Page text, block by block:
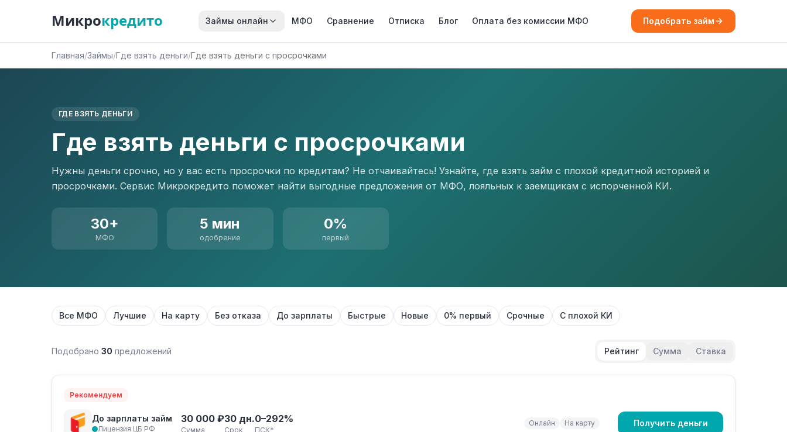
Микрокредито Займы онлайн МФО Сравнение Отписка Блог Оплата без комиссии МФО Подобрать займ
Главная/Займы/Где взять деньги/Где взять деньги с просрочками
ГДЕ ВЗЯТЬ ДЕНЬГИ
Где взять деньги с просрочками
Нужны деньги срочно, но у вас есть просрочки по кредитам? Не отчаивайтесь! Узнайте, где взять займ с плохой кредитной историей и
просрочками. Сервис Микрокредито поможет найти выгодные предложения от МФО, лояльных к заемщикам с испорченной КИ.
30+
МФО
5 мин
одобрение
0%
первый
Все МФО Лучшие На карту Без отказа До зарплаты Быстрые Новые 0% первый Срочные С плохой КИ
Подобрано 30 предложений Рейтинг Сумма Ставка
Рекомендуем
До зарплаты займ
Лицензия ЦБ РФ
30 000 ₽
Сумма
30 дн.
Срок
0–292%
ПСК*
Онлайн На карту Получить деньги